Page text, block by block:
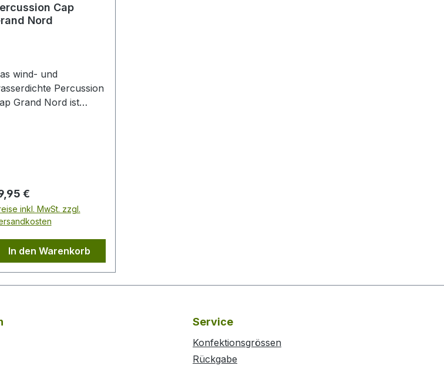
Cap
Nord
wind- und
Percussion
Grand Nord ist
Cap aus
überzeugt
samtweichem Griff.In
Schnitt
verfügt es über
festen Schirm
Farbe khaki.
Preis:
€
inkl. MwSt. zzgl.
In den Warenkorb
Service
Konfektionsgrössen
Rückgabe